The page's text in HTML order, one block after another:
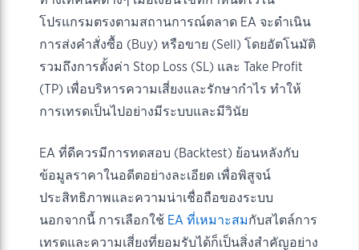
โปรแกรมตรงตามสถานการณ์ตลาด EA จะดำเนิน
การส่งคำสั่งซื้อ (Buy) หรือขาย (Sell) โดยอัตโนมัติ
รวมถึงการตั้งค่า Stop Loss (SL) และ Take Profit
(TP) เพื่อบริหารความเสี่ยงและรักษากำไร ทำให้
การเทรดเป็นไปอย่างมีระบบและมีวินัย
EA ที่ดีควรมีการทดสอบ (Backtest) ย้อนหลังกับ
ข้อมูลราคาในอดีตอย่างละเอียด เพื่อพิสูจน์
ประสิทธิภาพและความน่าเชื่อถือของระบบ
นอกจากนี้ การเลือกใช้ EA ที่เหมาะสมกับสไตล์การ
เทรดและความเสี่ยงที่ยอมรับได้ก็เป็นสิ่งสำคัญอย่าง